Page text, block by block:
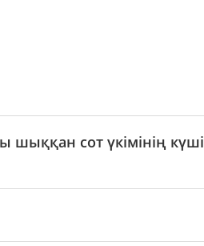
сот үкімінің күші